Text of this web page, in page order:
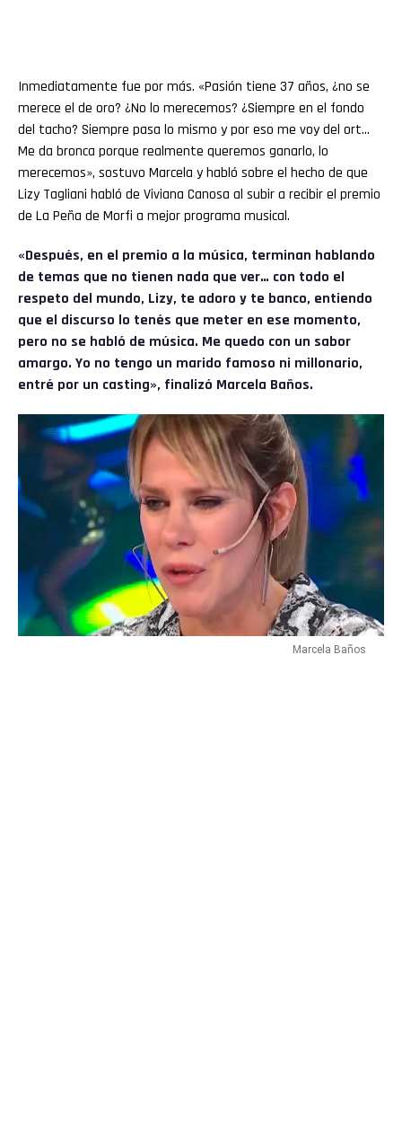
Inmediatamente fue por más. «Pasión tiene 37 años, ¿no se
merece el de oro? ¿No lo merecemos? ¿Siempre en el fondo
del tacho? Siempre pasa lo mismo y por eso me voy del ort…
Me da bronca porque realmente queremos ganarlo, lo
merecemos», sostuvo Marcela y habló sobre el hecho de que
Lizy Tagliani habló de Viviana Canosa al subir a recibir el premio
de La Peña de Morfi a mejor programa musical.
«Después, en el premio a la música, terminan hablando
de temas que no tienen nada que ver… con todo el
respeto del mundo, Lizy, te adoro y te banco, entiendo
que el discurso lo tenés que meter en ese momento,
pero no se habló de música. Me quedo con un sabor
amargo. Yo no tengo un marido famoso ni millonario,
entré por un casting», finalizó Marcela Baños.
Marcela Baños